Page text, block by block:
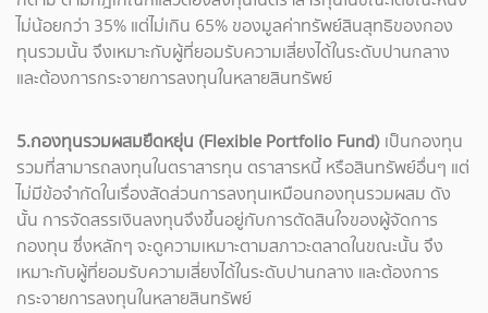
ไม่น้อยกว่า 35% แต่ไม่เกิน 65% ของมูลค่าทรัพย์สินสุทธิของกอง
ทุนรวมนั้น จึงเหมาะกับผู้ที่ยอมรับความเสี่ยงได้ในระดับปานกลาง
และต้องการกระจายการลงทุนในหลายสินทรัพย์
5.กองทุนรวมผสมยืดหยุ่น (Flexible Portfolio Fund) เป็นกองทุน
รวมที่สามารถลงทุนในตราสารทุน ตราสารหนี้ หรือสินทรัพย์อื่นๆ แต่
ไม่มีข้อจำกัดในเรื่องสัดส่วนการลงทุนเหมือนกองทุนรวมผสม ดัง
นั้น การจัดสรรเงินลงทุนจึงขึ้นอยู่กับการตัดสินใจของผู้จัดการ
กองทุน ซึ่งหลักๆ จะดูความเหมาะตามสภาวะตลาดในขณะนั้น จึง
เหมาะกับผู้ที่ยอมรับความเสี่ยงได้ในระดับปานกลาง และต้องการ
กระจายการลงทุนในหลายสินทรัพย์